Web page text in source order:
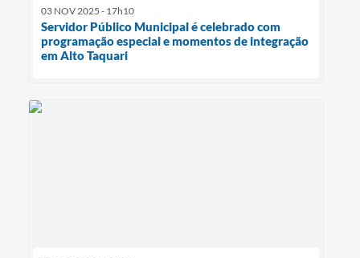
03 NOV 2025 - 17h10
Servidor Público Municipal é celebrado com
programação especial e momentos de integração
em Alto Taquari